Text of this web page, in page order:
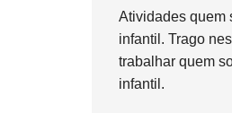
Atividades quem
infantil. Trago
trabalhar quem
infantil.